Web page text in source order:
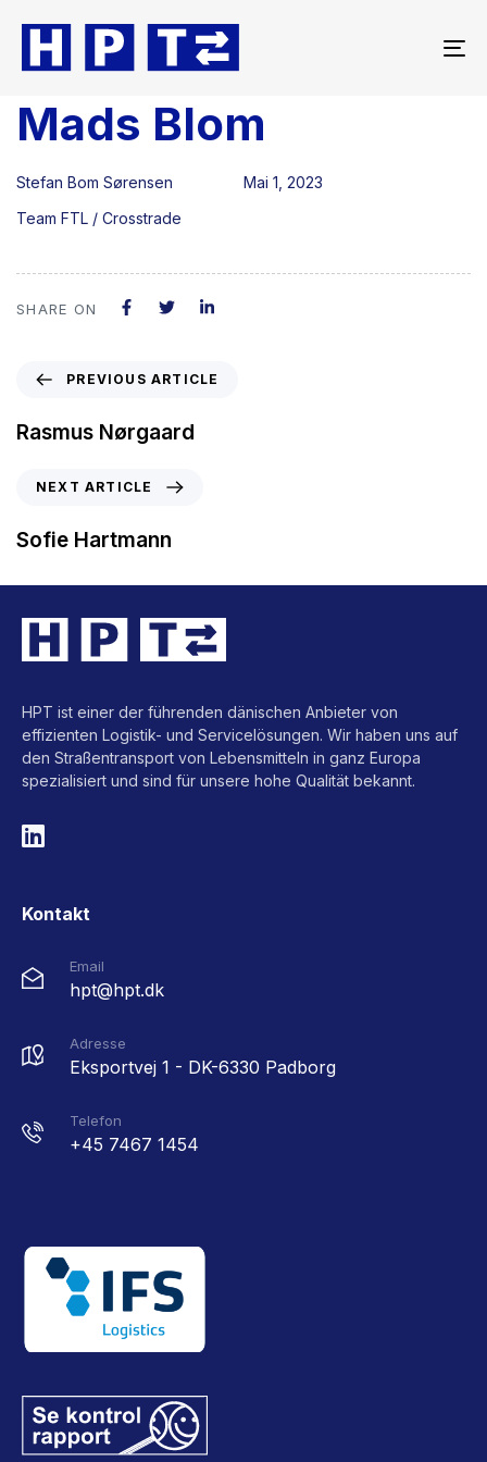
Mads Blom
Author
Stefan Bom Sørensen
Published
on:
Mai 1, 2023
Published
in:
Team FTL / Crosstrade
SHARE ON
PREVIOUS ARTICLE
Rasmus Nørgaard
NEXT ARTICLE
Sofie Hartmann
HPT ist einer der führenden dänischen Anbieter von
effizienten Logistik- und Servicelösungen. Wir haben uns auf
den Straßentransport von Lebensmitteln in ganz Europa
spezialisiert und sind für unsere hohe Qualität bekannt.
Kontakt
Email
hpt@hpt.dk
Adresse
Eksportvej 1 - DK-6330 Padborg
Telefon
+45 7467 1454